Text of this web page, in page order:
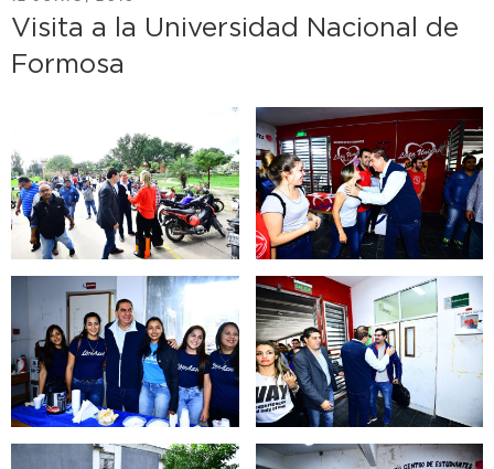
EL
Visita a la Universidad Nacional de
Formosa